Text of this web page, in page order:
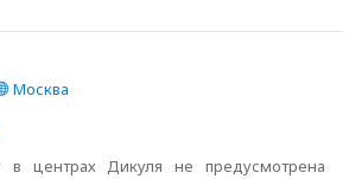
Москва
в центрах Дикуля не предусмотрена